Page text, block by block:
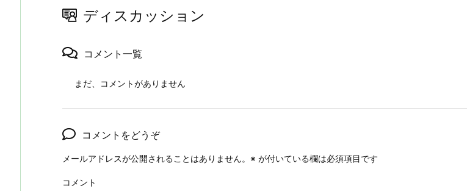
ディスカッション
コメント一覧
まだ、コメントがありません
コメントをどうぞ
メールアドレスが公開されることはありません。 ※ が付いている欄は必須項目です
コメント